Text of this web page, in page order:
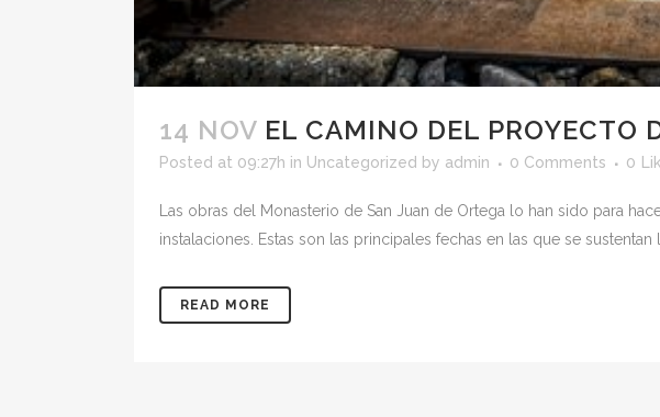
14 NOV EL CAMINO DEL PROYECTO
Posted at 09:27h in Uncategorized by admin 0 Comments 0
Las obras del Monasterio de San Juan de Ortega lo han sido para
instalaciones. Estas son las principales fechas en las que se
READ MORE